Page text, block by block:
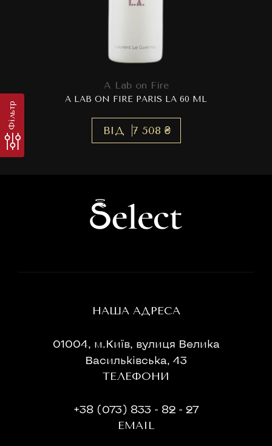
Фільтр
A Lab on Fire
A LAB ON FIRE PARIS LA 60 ML
ВІД 7 508 ₴
НАША АДРЕСА
01004, м.Київ, вулиця Велика
Васильківська, 43
ТЕЛЕФОНИ
+38 (073) 833 - 82 - 27
EMAIL